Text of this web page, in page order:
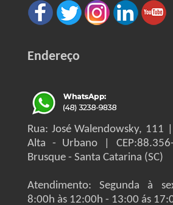
Endereço
Rua: José Walendowsky, 111
Alta - Urbano |
Brusque - Santa Catarina (SC)
Atendimento: Segunda à
8:00h às 12:00h - 13:00 ás